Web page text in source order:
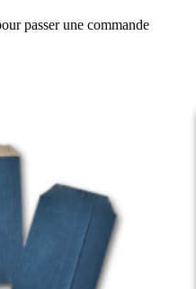
passer une commande